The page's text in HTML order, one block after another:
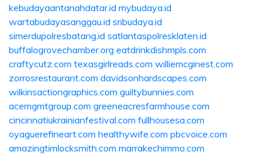
kebudayaantanahdatar.id mybudaya.id
wartabudayasanggau.id sribudaya.id
simerdupolresbatang.id satlantaspolresklaten.id
buffalogrovechamber.org eatdrinkdishmpls.com
craftycutz.com texasgirlreads.com williemcginest.com
zorrosrestaurant.com davidsonhardscapes.com
wilkinsactiongraphics.com guiltybunnies.com
acemgmtgroup.com greeneacresfarmhouse.com
cincinnatiukrainianfestival.com fullhousesa.com
oyaguerefineart.com healthywife.com pbcvoice.com
amazingtimlocksmith.com marrakechimmo.com